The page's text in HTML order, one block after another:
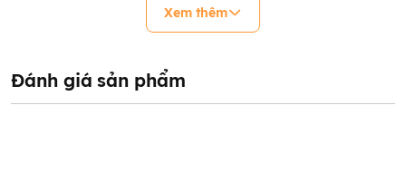
Bình sữa cherry Kamidi PPSU
Dung tích
210ml kèm núm 1 tia – 300ml kèm núm 3 tia
Hình quả cherry
Xem thêm
Đánh giá sản phẩm